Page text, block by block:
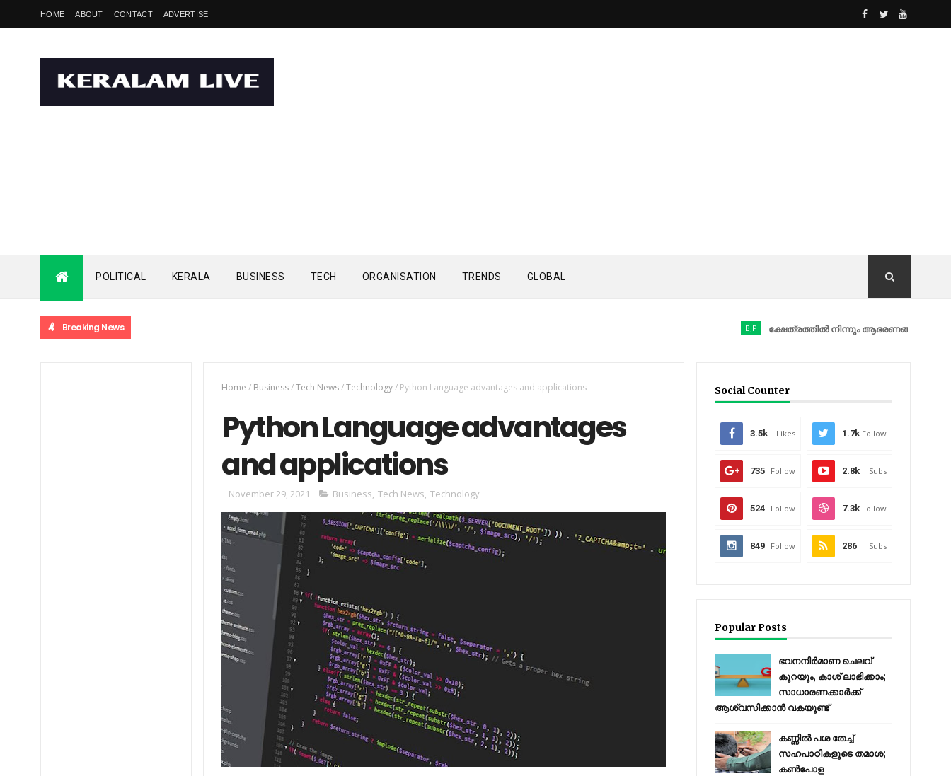
HOME ABOUT CONTACT ADVERTISE
POLITICAL KERALA BUSINESS TECH ORGANISATION TRENDS GLOBAL
Breaking News ക്ഷേത്രത്തിൽ നിന്നും ആഭരണങ്ങൾ കവർന്നു;
Home / Business/Tech News/Technology/ Python Language advantages and applications
Python Language advantages
and applications
November 29, 2021 Business, Tech News, Technology
Social Counter
3.5k Likes 1.7k Follow
735 Follow 2.8k Subs
524 Follow 7.3k Follow
849 Follow 286 Subs
Popular Posts
ഭവനനിർമാണ ചെലവ്
കുറയും, കാശ് ലാഭിക്കാം;
സാധാരണക്കാർക്ക്
ആശ്വസിക്കാൻ വകയുണ്ട്
കണ്ണിൽ പശ തേച്ച്
സഹപാഠികളുടെ തമാശ;
കൺപോള